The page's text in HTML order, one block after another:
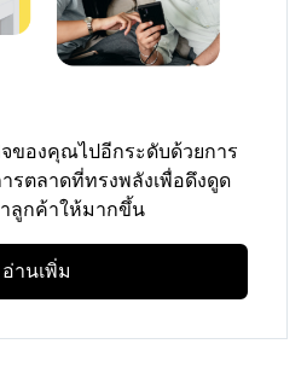
ของคุณไปอีกระดับด้วยการ
รตลาดที่ทรงพลังเพื่อดึงดูด
ลูกค้าให้มากขึ้น
อ่านเพิ่ม